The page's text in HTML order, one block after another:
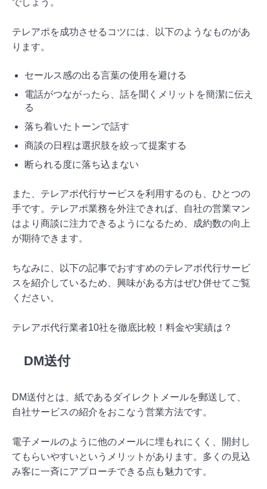
でしょう。
テレアポを成功させるコツには、以下のようなものがあ
ります。
セールス感の出る言葉の使用を避ける
電話がつながったら、話を聞くメリットを簡潔に伝え
る
落ち着いたトーンで話す
商談の日程は選択肢を絞って提案する
断られる度に落ち込まない
また、テレアポ代行サービスを利用するのも、ひとつの
手です。テレアポ業務を外注できれば、自社の営業マン
はより商談に注力できるようになるため、成約数の向上
が期待できます。
ちなみに、以下の記事でおすすめのテレアポ代行サービ
スを紹介しているため、興味がある方はぜひ併せてご覧
ください。
テレアポ代行業者10社を徹底比較！料金や実績は？
DM送付
DM送付とは、紙であるダイレクトメールを郵送して、
自社サービスの紹介をおこなう営業方法です。
電子メールのように他のメールに埋もれにくく、開封し
てもらいやすいというメリットがあります。多くの見込
み客に一斉にアプローチできる点も魅力です。